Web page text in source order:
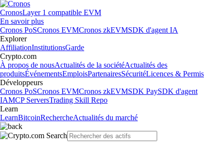
CronosLayer 1 compatible EVM
En savoir plus
Cronos PoSCronos EVMCronos zkEVMSDK d'agent IA
Explorer
AffiliationInstitutionsGarde
Crypto.com
À propos de nousActualités de la sociétéActualités des
produitsÉvénementsEmploisPartenairesSécuritéLicences & Permis
Développeurs
Cronos PoSCronos EVMCronos zkEVMSDK PaySDK d'agent
IAMCP ServersTrading Skill Repo
Learn
LearnBitcoinRechercheActualités du marché